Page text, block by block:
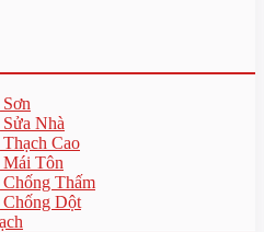
Nhà
Cao
Tôn
Thấm
Dột